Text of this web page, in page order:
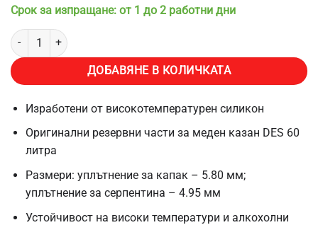
Срок за изпращане: от 1 до 2 работни дни
количество за Комплект силиконови уплътнения за меден
ДОБАВЯНЕ В КОЛИЧКАТА
Изработени от високотемпературен силикон
Оригинални резервни части за меден казан DES 60
литра
Размери: уплътнение за капак – 5.80 мм;
уплътнение за серпентина – 4.95 мм
Устойчивост на високи температури и алкохолни